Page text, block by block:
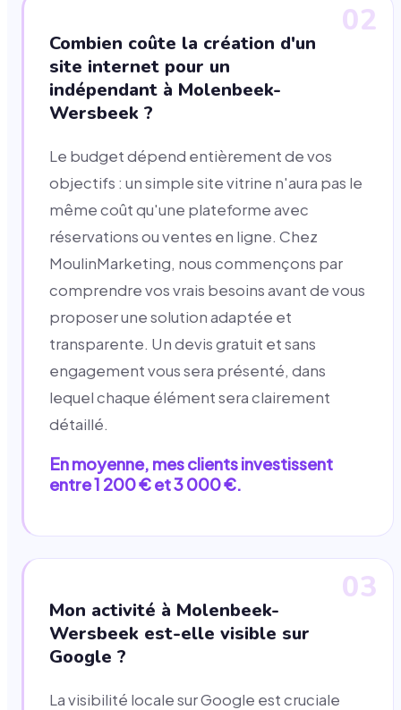
02
Combien coûte la création d'un
site internet pour un
indépendant à Molenbeek-
Wersbeek ?
Le budget dépend entièrement de vos
objectifs : un simple site vitrine n'aura pas le
même coût qu'une plateforme avec
réservations ou ventes en ligne. Chez
MoulinMarketing, nous commençons par
comprendre vos vrais besoins avant de vous
proposer une solution adaptée et
transparente. Un devis gratuit et sans
engagement vous sera présenté, dans
lequel chaque élément sera clairement
détaillé.
En moyenne, mes clients investissent
entre 1 200 € et 3 000 €.
03
Mon activité à Molenbeek-
Wersbeek est-elle visible sur
Google ?
La visibilité locale sur Google est cruciale